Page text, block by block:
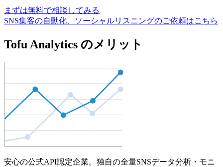
まずは無料で相談してみる
SNS集客の自動化、ソーシャルリスニングのご依頼はこちら
Tofu Analytics のメリット
安心の公式API認定企業。独自の全量SNSデータ分析・モニ